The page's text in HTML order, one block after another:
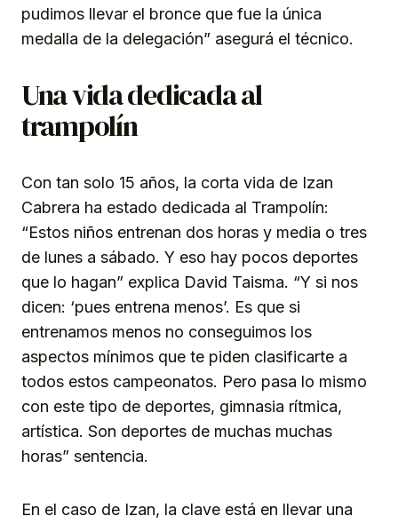
pudimos llevar el bronce que fue la única
medalla de la delegación” asegurá el técnico.
Una vida dedicada al
trampolín
Con tan solo 15 años, la corta vida de Izan
Cabrera ha estado dedicada al Trampolín:
“Estos niños entrenan dos horas y media o tres
de lunes a sábado. Y eso hay pocos deportes
que lo hagan” explica David Taisma. “Y si nos
dicen: ‘pues entrena menos’. Es que si
entrenamos menos no conseguimos los
aspectos mínimos que te piden clasificarte a
todos estos campeonatos. Pero pasa lo mismo
con este tipo de deportes, gimnasia rítmica,
artística. Son deportes de muchas muchas
horas” sentencia.
En el caso de Izan, la clave está en llevar una